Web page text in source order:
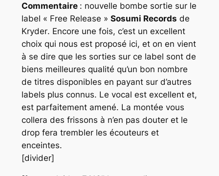
Commentaire : nouvelle bombe sortie sur le
label « Free Release » Sosumi Records de
Kryder. Encore une fois, c’est un excellent
choix qui nous est proposé ici, et on en vient
à se dire que les sorties sur ce label sont de
biens meilleures qualité qu’un bon nombre
de titres disponibles en payant sur d’autres
labels plus connus. Le vocal est excellent et,
est parfaitement amené. La montée vous
collera des frissons à n’en pas douter et le
drop fera trembler les écouteurs et
enceintes.
[divider]